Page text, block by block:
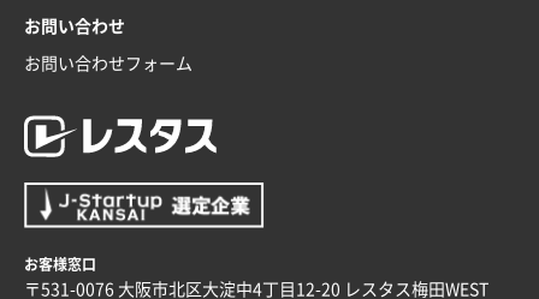
兵庫県のお客様
スタンダードメモ100P
ロゴが入れられること
大阪府E社様
ECOワンポイントポリ袋 A4サイズ（白）
他部署のスタッフからの指示
お問い合わせ
お問い合わせフォーム
お客様窓口
〒531-0076 大阪市北区大淀中4丁目12-20 レスタス梅田WEST